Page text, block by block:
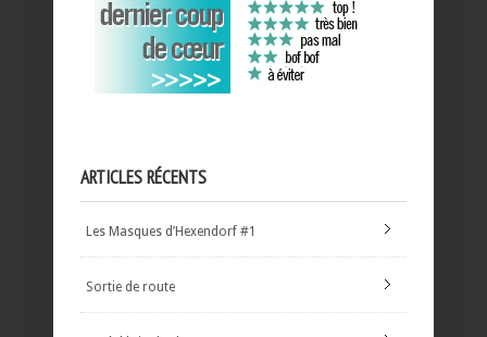
ARTICLES RÉCENTS
Les Masques d’Hexendorf #1
Sortie de route